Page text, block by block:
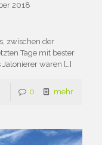
2018
zwischen der
Tage mit bester
Jalonierer waren […]
0 mehr